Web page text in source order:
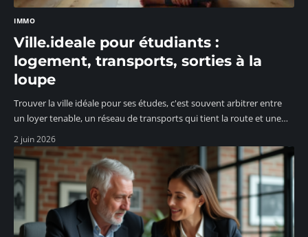
IMMO
Ville.ideale pour étudiants :
logement, transports, sorties à la
loupe
Trouver la ville idéale pour ses études, c'est souvent arbitrer entre
un loyer tenable, un réseau de transports qui tient la route et une…
2 juin 2026